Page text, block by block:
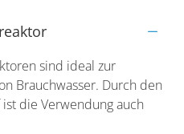
sind ideal zur
Brauchwasser. Durch den
die Verwendung auch